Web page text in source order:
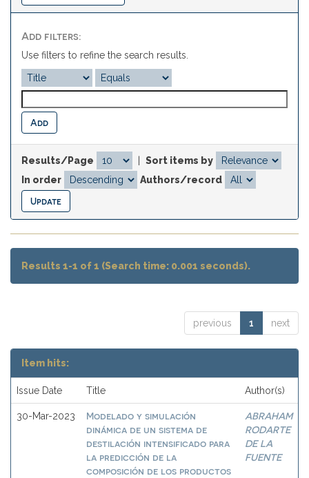
Add filters:
Use filters to refine the search results.
Results/Page
Sort items by
In order
Authors/record
Results 1-1 of 1 (Search time: 0.001 seconds).
previous 1 next
Item hits:
Issue Date Title Author(s)
30-Mar-2023
Modelado y simulación
dinámica de un sistema de
destilación intensificado para
la predicción de la
composición de los productos
ABRAHAM
RODARTE
DE LA
FUENTE